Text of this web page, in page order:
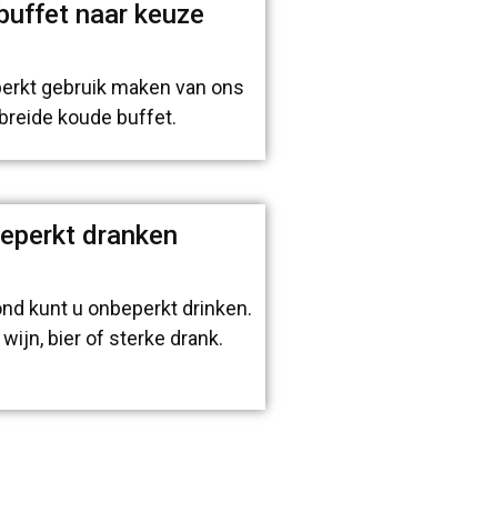
naar keuze
gebruik maken van ons
koude buffet.
dranken
kunt u onbeperkt drinken.
bier of sterke drank.